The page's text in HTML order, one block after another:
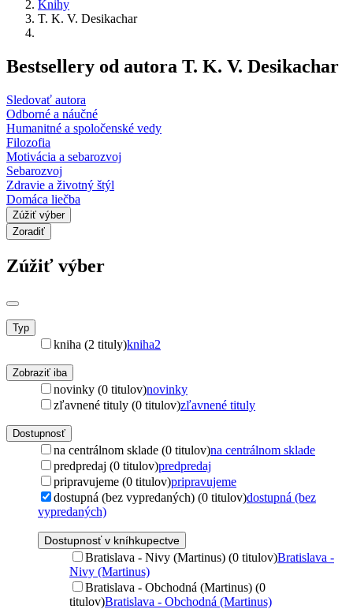
Knihy
T. K. V. Desikachar
Bestsellery od autora T. K. V. Desikachar
Sledovať autora
Odborné a náučné
Humanitné a spoločenské vedy
Filozofia
Motivácia a sebarozvoj
Sebarozvoj
Zdravie a životný štýl
Domáca liečba
Zúžiť výber
Zoradiť
Zúžiť výber
Typ
kniha (2 tituly)kniha2
Zobraziť iba
novinky (0 titulov)novinky
zľavnené tituly (0 titulov)zľavnené tituly
Dostupnosť
na centrálnom sklade (0 titulov)na centrálnom sklade
predpredaj (0 titulov)predpredaj
pripravujeme (0 titulov)pripravujeme
dostupná (bez vypredaných) (0 titulov)dostupná (bez
vypredaných)
Dostupnosť v kníhkupectve
Bratislava - Nivy (Martinus) (0 titulov)Bratislava -
Nivy (Martinus)
Bratislava - Obchodná (Martinus) (0
titulov)Bratislava - Obchodná (Martinus)